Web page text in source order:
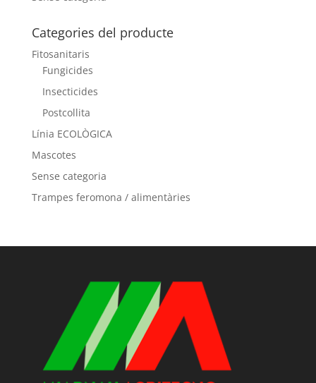
Categories del producte
Fitosanitaris
Fungicides
Insecticides
Postcollita
Línia ECOLÒGICA
Mascotes
Sense categoria
Trampes feromona / alimentàries